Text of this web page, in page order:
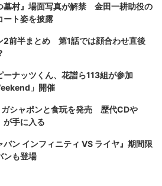
墓村』場面写真が解禁 金田一耕助役の
ート姿を披露
2前半まとめ 第1話では顔合わせ直後
ナッツくん、花譜ら113組が参加
」開催
シャポンと食玩を発売 歴代CDや
が手に入る
ン インフィニティ VS ライヤ』期間限
も登場